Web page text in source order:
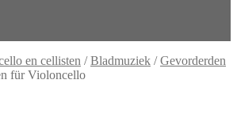
en cellisten /Bladmuziek /Gevorderden
für Violoncello